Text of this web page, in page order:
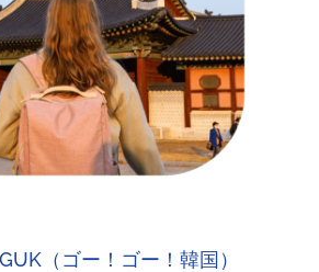
（ゴー！ゴー！韓国）